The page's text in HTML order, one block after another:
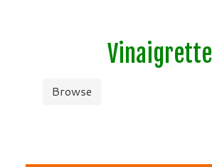
Vinaigrette
Browse